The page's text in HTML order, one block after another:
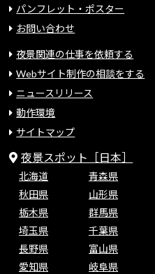
パンフレット・ポスター
お問い合わせ
夜景関連の仕事を依頼する
Webサイト制作の相談をする
ニュースリリース
動作環境
サイトマップ
夜景スポット［日本］
北海道 青森県
秋田県
山形県
栃木県
群馬県
埼玉県
千葉県
長野県
富山県
愛知県
岐阜県